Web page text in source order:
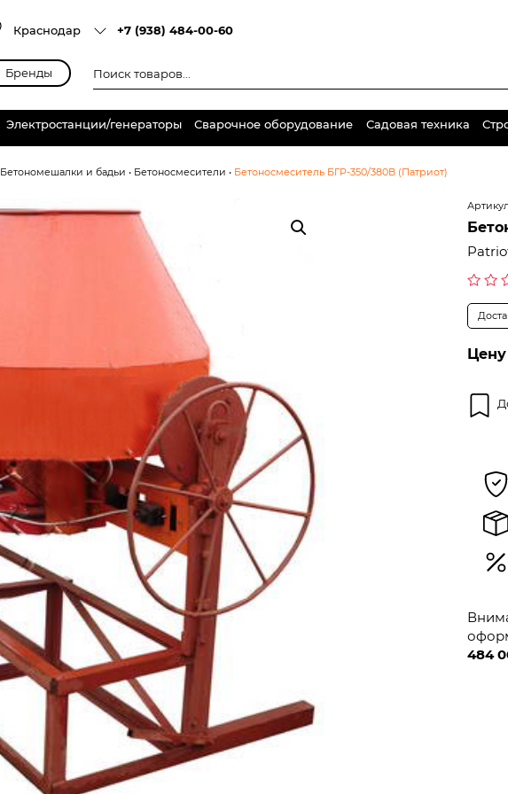
Краснодар +7 (938) 484-00-60
Бренды товаров
Электростанции/генераторы Сварочное оборудование Садовая техника
Бетономешалки и бадьи • Бетоносмесители • Бетоносмеситель БГР-350/380В (Патриот)
0
из
484